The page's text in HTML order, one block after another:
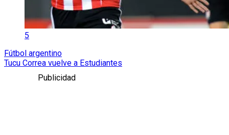
5
Fútbol argentino
Tucu Correa vuelve a Estudiantes
Publicidad